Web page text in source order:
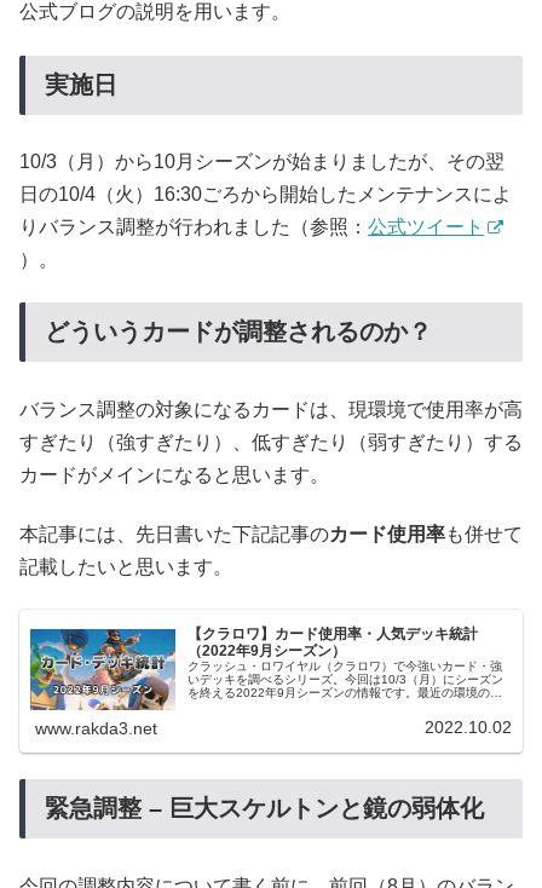
公式ブログの説明を用います。
実施日
10/3（月）から10月シーズンが始まりましたが、その翌
日の10/4（火）16:30ごろから開始したメンテナンスによ
りバランス調整が行われました（参照： 公式ツイート
）。
どういうカードが調整されるのか？
バランス調整の対象になるカードは、現環境で使用率が高
すぎたり（強すぎたり）、低すぎたり（弱すぎたり）する
カードがメインになると思います。
本記事には、先日書いた下記記事のカード使用率も併せて
記載したいと思います。
【クラロワ】カード使用率・人気デッキ統計
（2022年9月シーズン）
クラッシュ・ロワイヤル（クラロワ）で今強いカード・強
いデッキを調べるシリーズ。今回は10/3（月）にシーズン
を終える2022年9月シーズンの情報です。最近の環境の変
www.rakda3.net 2022.10.02
緊急調整 – 巨大スケルトンと鏡の弱体化